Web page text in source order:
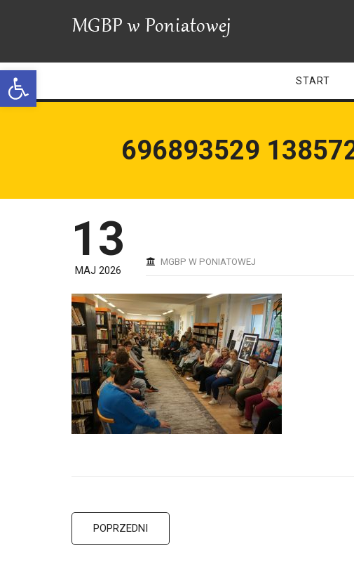
Open toolbar START
696893529
13
MAJ 2026
MGBP W PONIATOWEJ
POPRZEDNI